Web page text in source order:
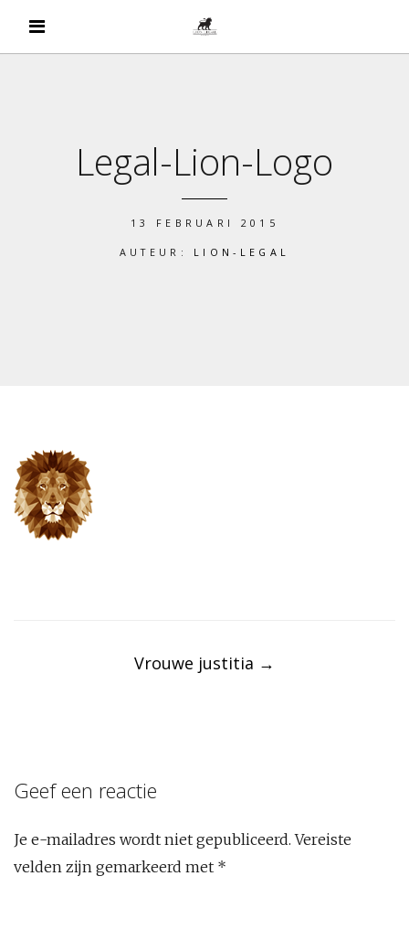
Legal-Lion-Logo
13 FEBRUARI 2015
AUTEUR: LION-LEGAL
Vrouwe justitia →
Geef een reactie
Je e-mailadres wordt niet gepubliceerd. Vereiste
velden zijn gemarkeerd met *